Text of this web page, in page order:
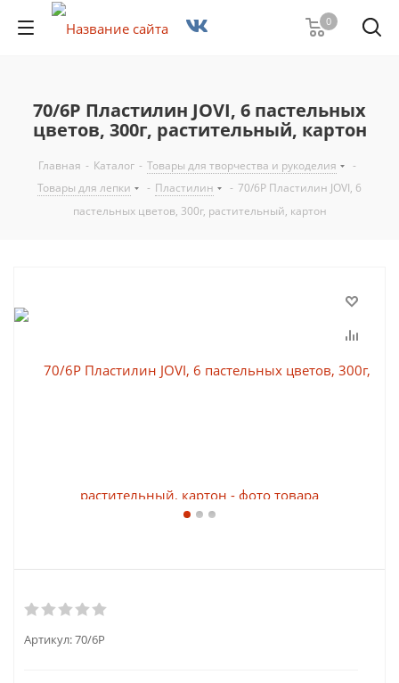
0
70/6P Пластилин JOVI, 6 пастельных
цветов, 300г, растительный, картон
Главная - Каталог - Товары для творчества и рукоделия
-
Товары для лепки
- Пластилин - 70/6P Пластилин JOVI, 6
пастельных цветов, 300г, растительный, картон
Артикул:70/6P